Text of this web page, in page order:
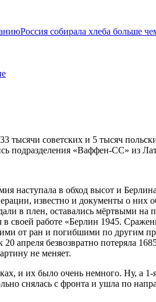
Россия собирала хлеба больше
тысячи советских и 5 тысяч
подразделения «Ваффен-СС» из
в обход высот и
известно и документы о них
в плен, оставались мёртвыми на
работе «Берлин 1945.
от ран и погибшими по другим
апреля безвозвратно потеряла
не меняет.
и их было очень немного. Ну, а
снялась с фронта и ушла по